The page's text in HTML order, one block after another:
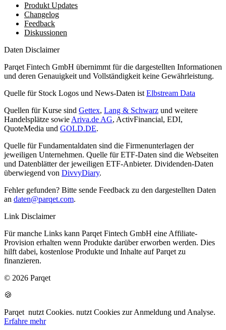
Produkt Updates
Changelog
Feedback
Diskussionen
Daten Disclaimer
Parqet Fintech GmbH übernimmt für die dargestellten Informationen
und deren Genauigkeit und Vollständigkeit keine Gewährleistung.
Quelle für Stock Logos und News-Daten ist Elbstream Data
Quellen für Kurse sind Gettex, Lang & Schwarz und weitere
Handelsplätze sowie Ariva.de AG, ActivFinancial, EDI,
QuoteMedia und GOLD.DE.
Quelle für Fundamentaldaten sind die Firmenunterlagen der
jeweiligen Unternehmen. Quelle für ETF-Daten sind die Webseiten
und Datenblätter der jeweiligen ETF-Anbieter. Dividenden-Daten
überwiegend von DivvyDiary.
Fehler gefunden? Bitte sende Feedback zu den dargestellten Daten
an daten@parqet.com.
Link Disclaimer
Für manche Links kann Parqet Fintech GmbH eine Affiliate-
Provision erhalten wenn Produkte darüber erworben werden. Dies
hilft dabei, kostenlose Produkte und Inhalte auf Parqet zu
finanzieren.
© 2026 Parqet
🍪
Parqet nutzt Cookies. nutzt Cookies zur Anmeldung und Analyse.
Erfahre mehr